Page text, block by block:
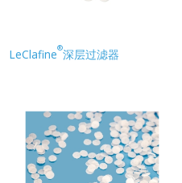
LeClafine®深层过滤器